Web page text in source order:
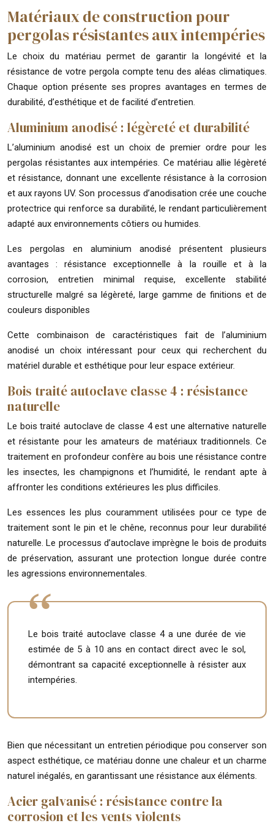
Matériaux de construction pour
pergolas résistantes aux intempéries
Le choix du matériau permet de garantir la longévité et la
résistance de votre pergola compte tenu des aléas climatiques.
Chaque option présente ses propres avantages en termes de
durabilité, d’esthétique et de facilité d’entretien.
Aluminium anodisé : légèreté et durabilité
L’aluminium anodisé est un choix de premier ordre pour les
pergolas résistantes aux intempéries. Ce matériau allie légèreté
et résistance, donnant une excellente résistance à la corrosion
et aux rayons UV. Son processus d’anodisation crée une couche
protectrice qui renforce sa durabilité, le rendant particulièrement
adapté aux environnements côtiers ou humides.
Les pergolas en aluminium anodisé présentent plusieurs
avantages : résistance exceptionnelle à la rouille et à la
corrosion, entretien minimal requise, excellente stabilité
structurelle malgré sa légèreté, large gamme de finitions et de
couleurs disponibles
Cette combinaison de caractéristiques fait de l’aluminium
anodisé un choix intéressant pour ceux qui recherchent du
matériel durable et esthétique pour leur espace extérieur.
Bois traité autoclave classe 4 : résistance
naturelle
Le bois traité autoclave de classe 4 est une alternative naturelle
et résistante pour les amateurs de matériaux traditionnels. Ce
traitement en profondeur confère au bois une résistance contre
les insectes, les champignons et l’humidité, le rendant apte à
affronter les conditions extérieures les plus difficiles.
Les essences les plus couramment utilisées pour ce type de
traitement sont le pin et le chêne, reconnus pour leur durabilité
naturelle. Le processus d’autoclave imprègne le bois de produits
de préservation, assurant une protection longue durée contre
les agressions environnementales.
Le bois traité autoclave classe 4 a une durée de vie
estimée de 5 à 10 ans en contact direct avec le sol,
démontrant sa capacité exceptionnelle à résister aux
intempéries.
Bien que nécessitant un entretien périodique pou conserver son
aspect esthétique, ce matériau donne une chaleur et un charme
naturel inégalés, en garantissant une résistance aux éléments.
Acier galvanisé : résistance contre la
corrosion et les vents violents